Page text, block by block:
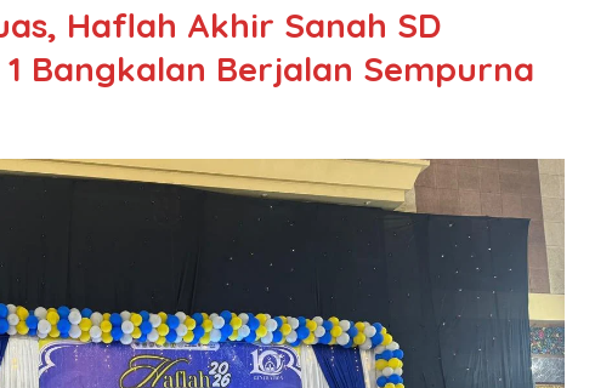
Haflah Akhir Sanah SD
Bangkalan Berjalan Sempurna